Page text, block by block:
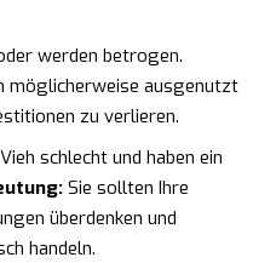
werden betrogen.
möglicherweise ausgenutzt
zu verlieren.
schlecht und haben ein
Sie sollten Ihre
überdenken und
handeln.